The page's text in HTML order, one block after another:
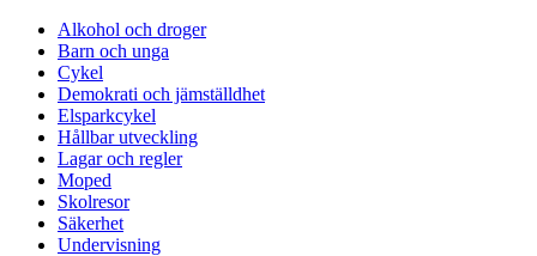
Alkohol och droger
Barn och unga
Cykel
Demokrati och jämställdhet
Elsparkcykel
Hållbar utveckling
Lagar och regler
Moped
Skolresor
Säkerhet
Undervisning